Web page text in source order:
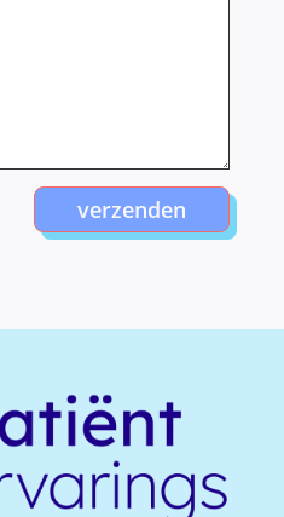
verzenden